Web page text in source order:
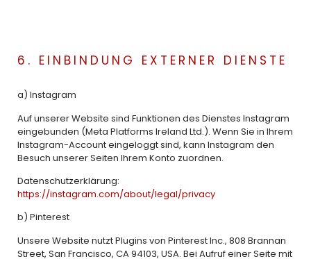
6. EINBINDUNG EXTERNER DIENSTE
a) Instagram
Auf unserer Website sind Funktionen des Dienstes Instagram
eingebunden (Meta Platforms Ireland Ltd.). Wenn Sie in Ihrem
Instagram-Account eingeloggt sind, kann Instagram den
Besuch unserer Seiten Ihrem Konto zuordnen.
Datenschutzerklärung:
https://instagram.com/about/legal/privacy
b) Pinterest
Unsere Website nutzt Plugins von Pinterest Inc., 808 Brannan
Street, San Francisco, CA 94103, USA. Bei Aufruf einer Seite mit